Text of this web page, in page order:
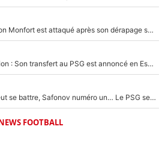
Incendies en Gironde - Nelson Monfort est attaqué après son dérapage sur CNews : «Et lui, il prend combien pour parler dans un studio climatisé?»
Ferran Torres a pris sa décision : Son transfert au PSG est annoncé en Espagne !
Suzuki recruté, Chevalier veut se battre, Safonov numéro un… Le PSG se lance encore dans un gros chantier pour le poste de gardien de but
FOOTBALL